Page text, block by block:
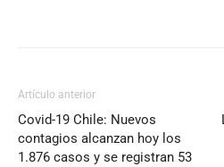
Artículo anterior
Covid-19 Chile: Nuevos
contagios alcanzan hoy los
1.876 casos y se registran 53